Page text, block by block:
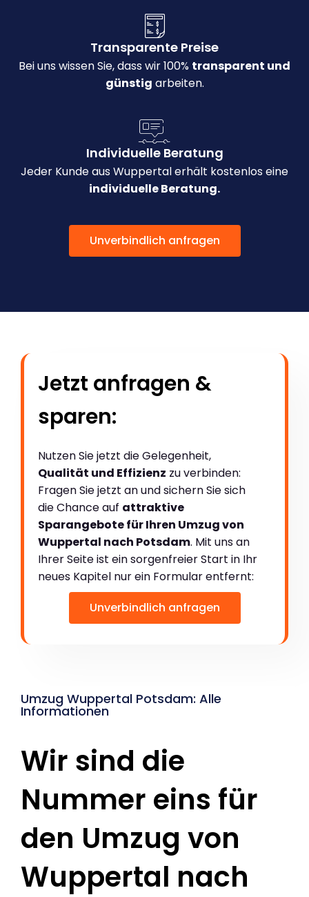
Transparente Preise
Bei uns wissen Sie, dass wir 100% transparent und
günstig arbeiten.
Individuelle Beratung
Jeder Kunde aus Wuppertal erhält kostenlos eine
individuelle Beratung.
Unverbindlich anfragen
Jetzt anfragen &
sparen:
Nutzen Sie jetzt die Gelegenheit,
Qualität und Effizienz zu verbinden:
Fragen Sie jetzt an und sichern Sie sich
die Chance auf attraktive
Sparangebote für Ihren Umzug von
Wuppertal nach Potsdam. Mit uns an
Ihrer Seite ist ein sorgenfreier Start in Ihr
neues Kapitel nur ein Formular entfernt:
Unverbindlich anfragen
Umzug Wuppertal Potsdam: Alle
Informationen
Wir sind die
Nummer eins für
den Umzug von
Wuppertal nach